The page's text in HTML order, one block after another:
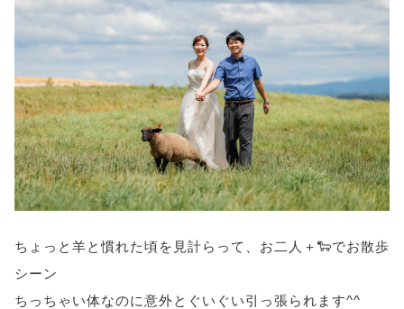
ちょっと羊と慣れた頃を見計らって、お二人＋🐑でお散歩
シーン
ちっちゃい体なのに意外とぐいぐい引っ張られます^^